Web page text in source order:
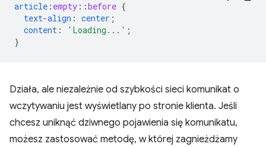
article : empty ::before {
text-align : center ;
content : 'Loading...' ;
}
Działa, ale niezależnie od szybkości sieci komunikat o
wczytywaniu jest wyświetlany po stronie klienta. Jeśli
chcesz uniknąć dziwnego pojawienia się komunikatu,
możesz zastosować metodę, w której zagnieżdżamy